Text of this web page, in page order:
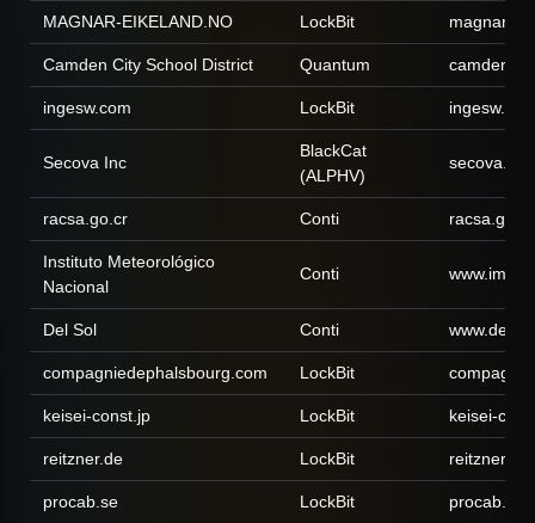
MAGNAR-EIKELAND.NO LockBit magnar-
Camden City School District Quantum
ingesw.com LockBit
Secova Inc
BlackCat
(ALPHV)
racsa.go.cr Conti racsa.go.cr
Instituto Meteorológico
Nacional
Conti
Del Sol Conti
compagniedephalsbourg.com LockBit
keisei-const.jp LockBit keisei-
reitzner.de LockBit reitzner.de
procab.se LockBit procab.se